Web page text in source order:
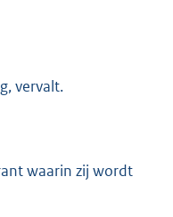
vervalt.
waarin zij wordt